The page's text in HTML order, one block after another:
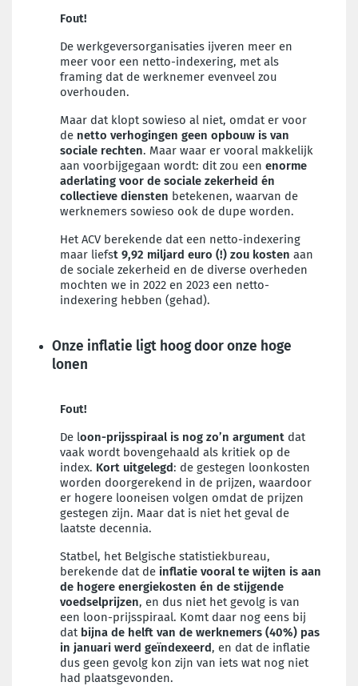
Fout!
De werkgeversorganisaties ijveren meer en
meer voor een netto-indexering, met als
framing dat de werknemer evenveel zou
overhouden.
Maar dat klopt sowieso al niet, omdat er voor
de netto verhogingen geen opbouw is van
sociale rechten. Maar waar er vooral makkelijk
aan voorbijgegaan wordt: dit zou een enorme
aderlating voor de sociale zekerheid én
collectieve diensten betekenen, waarvan de
werknemers sowieso ook de dupe worden.
Het ACV berekende dat een netto-indexering
maar liefst 9,92 miljard euro (!) zou kosten aan
de sociale zekerheid en de diverse overheden
mochten we in 2022 en 2023 een netto-
indexering hebben (gehad).
Onze inflatie ligt hoog door onze hoge
lonen
Fout!
De loon-prijsspiraal is nog zo’n argument dat
vaak wordt bovengehaald als kritiek op de
index. Kort uitgelegd: de gestegen loonkosten
worden doorgerekend in de prijzen, waardoor
er hogere looneisen volgen omdat de prijzen
gestegen zijn. Maar dat is niet het geval de
laatste decennia.
Statbel, het Belgische statistiekbureau,
berekende dat de inflatie vooral te wijten is aan
de hogere energiekosten én de stijgende
voedselprijzen, en dus niet het gevolg is van
een loon-prijsspiraal. Komt daar nog eens bij
dat bijna de helft van de werknemers (40%) pas
in januari werd geïndexeerd, en dat de inflatie
dus geen gevolg kon zijn van iets wat nog niet
had plaatsgevonden.